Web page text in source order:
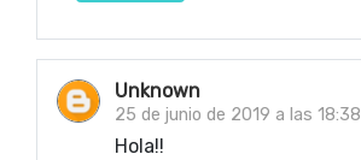
Unknown
25 de junio de 2019 a las 18:38
Hola!!